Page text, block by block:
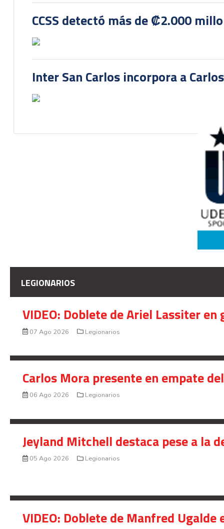
CCSS detectó más de ₡2.000
Inter San Carlos incorpora a
LEGIONARIOS
VIDEO: Doblete de Ariel Lassiter
07 Ago 2026 Legionarios
Carlos Mora presente en empate
06 Ago 2026 Legionarios
Jeyland Mitchell destaca pese a la
05 Ago 2026 Legionarios
VIDEO: Doblete de Manfred